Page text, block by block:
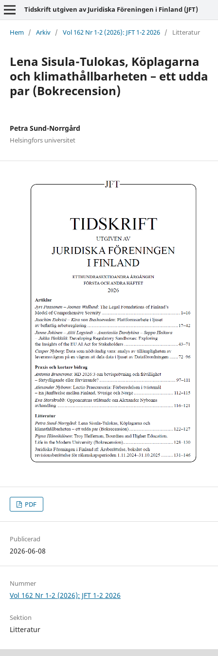
Tidskrift utgiven av Juridiska Föreningen i Finland (JFT)
Hem / Arkiv / Vol 162 Nr 1-2 (2026): JFT 1-2 2026 / Litteratur
Lena Sisula-Tulokas, Köplagarna
och klimathållbarheten – ett udda
par (Bokrecension)
Petra Sund-Norrgård
Helsingfors universitet
PDF
Publicerad
2026-06-08
Nummer
Vol 162 Nr 1-2 (2026): JFT 1-2 2026
Sektion
Litteratur